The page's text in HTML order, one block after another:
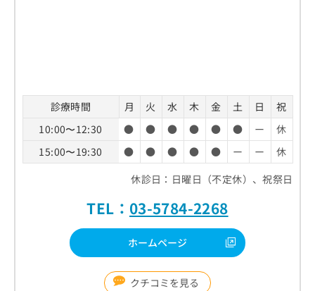
診療時間 月 火 水 木 金 土 日
祝
10:00〜12:30
● ● ● ● ● ● ー
休
15:00〜19:30
● ● ● ● ● ー ー
休
休診日：日曜日（不定休）、祝祭日
TEL： 03-5784-2268
ホームページ
クチコミを見る